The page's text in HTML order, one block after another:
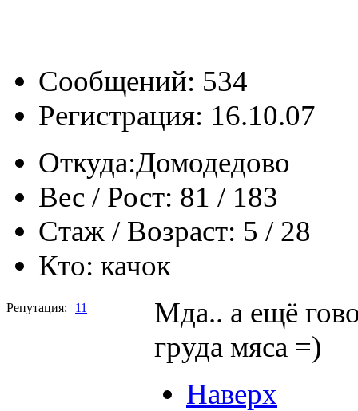
Сообщений: 534
Регистрация: 16.10.07
Откуда:Домодедово
Вес / Рост: 81 / 183
Стаж / Возраст: 5 / 28
Кто: качок
Репутация: 11
Мда.. а ещё
груда мяса =)
Наверх